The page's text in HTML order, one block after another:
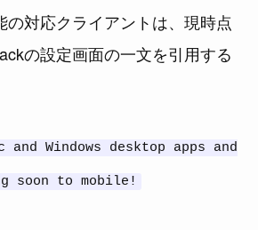
の対応クライアントは、現時点
の設定画面の一文を引用する
and Windows desktop apps and
soon to mobile!